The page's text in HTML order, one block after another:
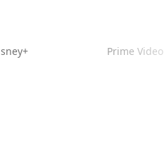
Prime Video